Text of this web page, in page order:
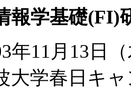
学基礎(FI)
年11月13日
大学春日キ